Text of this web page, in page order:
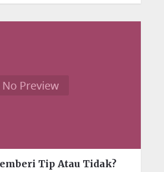
Tip Atau Tidak?